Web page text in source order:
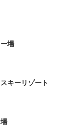
場
キーリゾート